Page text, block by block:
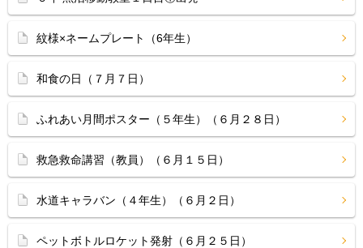
紋様×ネームプレート（6年生）
和食の日（７月７日）
ふれあい月間ポスター（５年生）（６月２８日）
救急救命講習（教員）（６月１５日）
水道キャラバン（４年生）（６月２日）
ペットボトルロケット発射（６月２５日）